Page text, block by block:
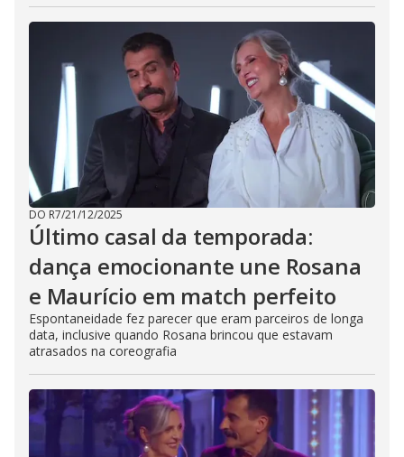
DO R7/21/12/2025
Último casal da temporada:
dança emocionante une Rosana
e Maurício em match perfeito
Espontaneidade fez parecer que eram parceiros de longa
data, inclusive quando Rosana brincou que estavam
atrasados na coreografia